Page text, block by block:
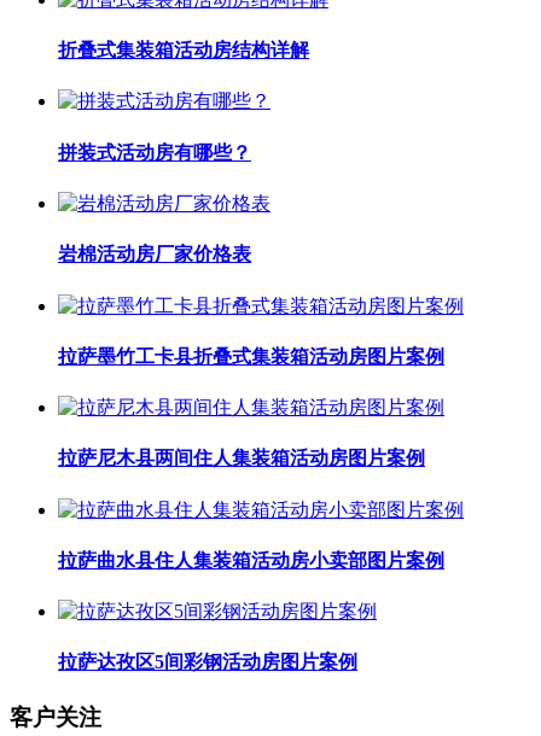
折叠式集装箱活动房结构详解
拼装式活动房有哪些？
岩棉活动房厂家价格表
拉萨墨竹工卡县折叠式集装箱活动房图片案例
拉萨尼木县两间住人集装箱活动房图片案例
拉萨曲水县住人集装箱活动房小卖部图片案例
拉萨达孜区5间彩钢活动房图片案例
客户关注